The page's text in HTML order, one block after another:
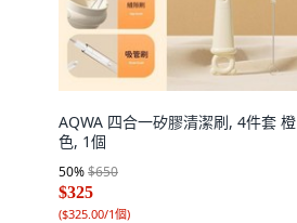
AQWA 四合一矽膠清潔刷, 4件套 橙
色, 1個
50%$650
$325
($325.00/1個)